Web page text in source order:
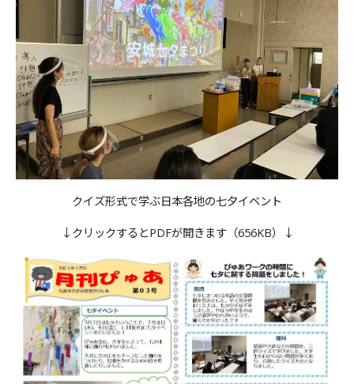
クイズ形式で学ぶ日本各地の七夕イベント
↓クリックするとPDFが開きます（656KB）↓